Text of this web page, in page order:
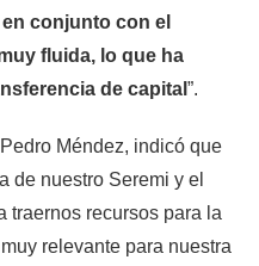
conjunto con el
fluida, lo que ha
de capital”.
Méndez, indicó que
de nuestro Seremi y el
traernos recursos para la
relevante para nuestra